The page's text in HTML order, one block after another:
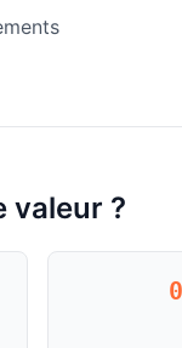
valeur ?